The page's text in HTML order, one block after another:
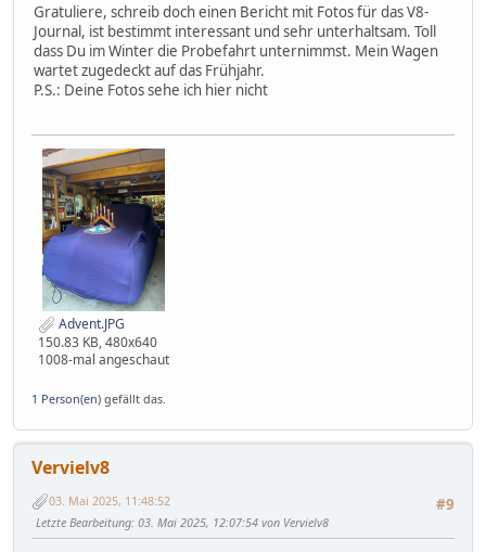
Gratuliere, schreib doch einen Bericht mit Fotos für das V8-
Journal, ist bestimmt interessant und sehr unterhaltsam. Toll
dass Du im Winter die Probefahrt unternimmst. Mein Wagen
wartet zugedeckt auf das Frühjahr.
P.S.: Deine Fotos sehe ich hier nicht
Advent.JPG
150.83 KB, 480x640
1008-mal angeschaut
1 Person(en) gefällt das.
Vervielv8
#9
03. Mai 2025, 11:48:52
Letzte Bearbeitung: 03. Mai 2025, 12:07:54 von Vervielv8